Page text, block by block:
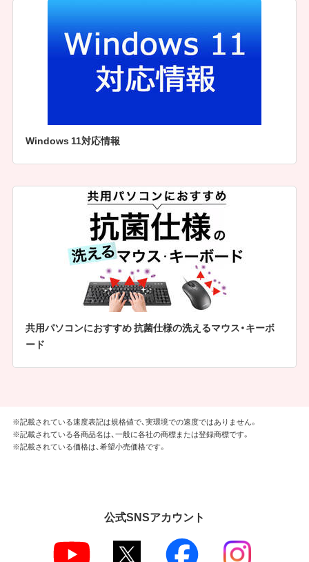
Windows 11対応情報
共用パソコンにおすすめ 抗菌仕様の洗えるマウス・キーボ
ード
※記載されている速度表記は規格値で、実環境での速度ではありません。
※記載されている各商品名は、一般に各社の商標または登録商標です。
※記載されている価格は、希望小売価格です。
公式SNSアカウント